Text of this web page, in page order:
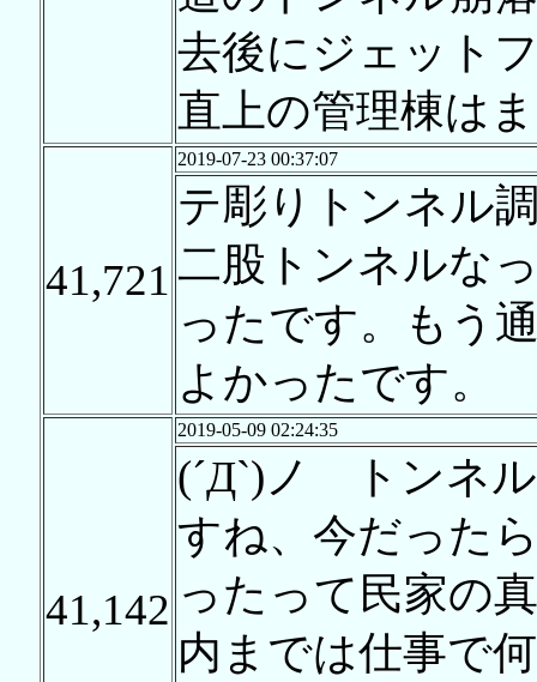
去後にジェット
直上の管理棟は
41,721
2019-07-23 00:37:07
テ彫りトンネル
二股トンネルな
ったです。もう
よかったです。
41,142
2019-05-09 02:24:35
(´Д`)ノ トンネ
すね、今だった
ったって民家の
内までは仕事で